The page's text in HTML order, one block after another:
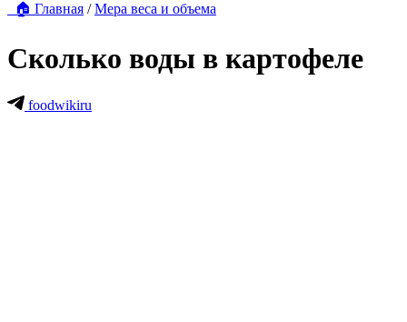
🏠 Главная /Мера веса и объема
Сколько воды в картофеле
foodwikiru